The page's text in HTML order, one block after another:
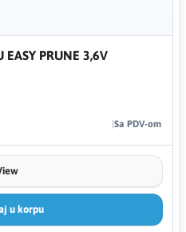
EASY PRUNE 3,6V
Sa PDV-om
u korpu